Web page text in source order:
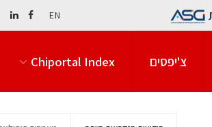
EN
צ'יפסים Chiportal Index